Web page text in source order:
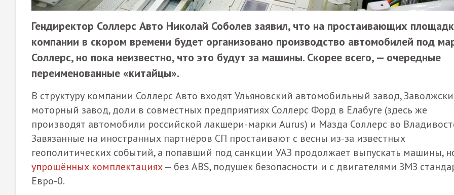
Гендиректор Соллерс Авто Николай Соболев заявил, что на простаивающих
компании в скором времени будет организовано производство автомобилей под
Соллерс, но пока неизвестно, что это будут за машины. Скорее всего, — очередные
переименованные «китайцы».
В структуру компании Соллерс Авто входят Ульяновский автомобильный завод,
моторный завод, доли в совместных предприятиях Соллерс Форд в Елабуге (здесь же
производят автомобили российской лакшери-марки Aurus) и Мазда Соллерс во
Завязанные на иностранных партнёров СП простаивают с весны из-за известных
геополитических событий, а попавший под санкции УАЗ продолжает выпускать машины,
упрощённых комплектациях— без ABS, подушек безопасности и с двигателями ЗМЗ
Евро-0.